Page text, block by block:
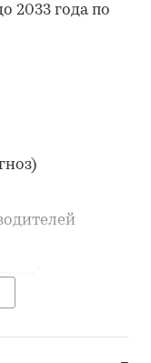
2033 года по
ГОРОД`